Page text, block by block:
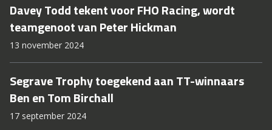
Davey Todd tekent voor FHO Racing, wordt
teamgenoot van Peter Hickman
13 november 2024
Segrave Trophy toegekend aan TT-winnaars
Ben en Tom Birchall
17 september 2024